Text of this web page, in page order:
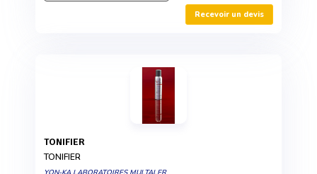
Recevoir un devis
TONIFIER
TONIFIER